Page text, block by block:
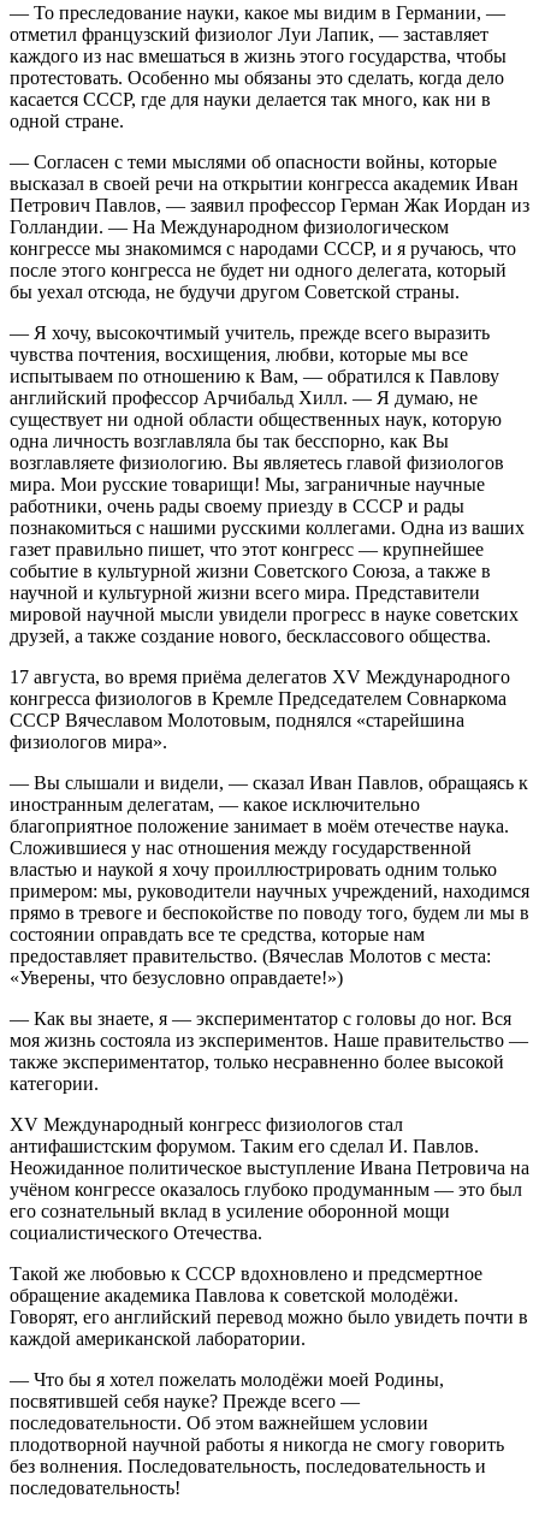
— То преследование науки, какое мы видим в Германии, —
отметил французский физиолог Луи Лапик, — заставляет
каждого из нас вмешаться в жизнь этого государства, чтобы
протестовать. Особенно мы обязаны это сделать, когда дело
касается СССР, где для науки делается так много, как ни в
одной стране.
— Согласен с теми мыслями об опасности войны, которые
высказал в своей речи на открытии конгресса академик Иван
Петрович Павлов, — заявил профессор Герман Жак Иордан из
Голландии. — На Международном физиологическом
конгрессе мы знакомимся с народами СССР, и я ручаюсь, что
после этого конгресса не будет ни одного делегата, который
бы уехал отсюда, не будучи другом Советской страны.
— Я хочу, высокочтимый учитель, прежде всего выразить
чувства почтения, восхищения, любви, которые мы все
испытываем по отношению к Вам, — обратился к Павлову
английский профессор Арчибальд Хилл. — Я думаю, не
существует ни одной области общественных наук, которую
одна личность возглавляла бы так бесспорно, как Вы
возглавляете физиологию. Вы являетесь главой физиологов
мира. Мои русские товарищи! Мы, заграничные научные
работники, очень рады своему приезду в СССР и рады
познакомиться с нашими русскими коллегами. Одна из ваших
газет правильно пишет, что этот конгресс — крупнейшее
событие в культурной жизни Советского Союза, а также в
научной и культурной жизни всего мира. Представители
мировой научной мысли увидели прогресс в науке советских
друзей, а также создание нового, бесклассового общества.
17 августа, во время приёма делегатов XV Международного
конгресса физиологов в Кремле Председателем Совнаркома
СССР Вячеславом Молотовым, поднялся «старейшина
физиологов мира».
— Вы слышали и видели, — сказал Иван Павлов, обращаясь к
иностранным делегатам, — какое исключительно
благоприятное положение занимает в моём отечестве наука.
Сложившиеся у нас отношения между государственной
властью и наукой я хочу проиллюстрировать одним только
примером: мы, руководители научных учреждений, находимся
прямо в тревоге и беспокойстве по поводу того, будем ли мы в
состоянии оправдать все те средства, которые нам
предоставляет правительство. (Вячеслав Молотов с места:
«Уверены, что безусловно оправдаете!»)
— Как вы знаете, я — экспериментатор с головы до ног. Вся
моя жизнь состояла из экспериментов. Наше правительство —
также экспериментатор, только несравненно более высокой
категории.
XV Международный конгресс физиологов стал
антифашистским форумом. Таким его сделал И. Павлов.
Неожиданное политическое выступление Ивана Петровича на
учёном конгрессе оказалось глубоко продуманным — это был
его сознательный вклад в усиление оборонной мощи
социалистического Отечества.
Такой же любовью к СССР вдохновлено и предсмертное
обращение академика Павлова к советской молодёжи.
Говорят, его английский перевод можно было увидеть почти в
каждой американской лаборатории.
— Что бы я хотел пожелать молодёжи моей Родины,
посвятившей себя науке? Прежде всего —
последовательности. Об этом важнейшем условии
плодотворной научной работы я никогда не смогу говорить
без волнения. Последовательность, последовательность и
последовательность!